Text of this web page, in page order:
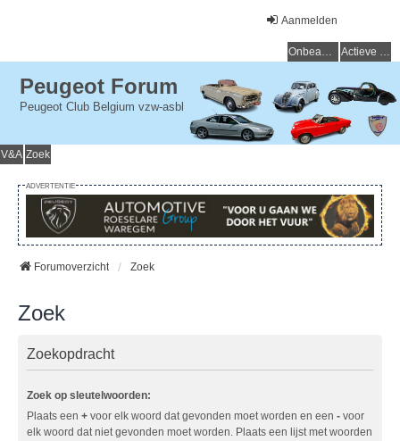
Aanmelden
Onbeantwoorde onderwerpen Actieve onderwerpen
Peugeot Forum
Peugeot Club Belgium vzw-asbl
V&A Zoek
ADVERTENTIE
Forumoverzicht Zoek
Zoek
Zoekopdracht
Zoek op sleutelwoorden:
Plaats een + voor elk woord dat gevonden moet worden en een - voor
elk woord dat niet gevonden moet worden. Plaats een lijst met woorden